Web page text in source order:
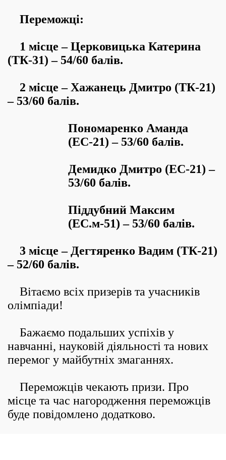
Переможці:
1 місце – Церковицька Катерина
(ТК-31) – 54/60 балів.
2 місце – Хажанець Дмитро (ТК-21)
– 53/60 балів.
Пономаренко Аманда
(ЕС-21) – 53/60 балів.
Демидко Дмитро (ЕС-21) –
53/60 балів.
Піддубний Максим
(ЕС.м-51) – 53/60 балів.
3 місце – Дегтяренко Вадим (ТК-21)
– 52/60 балів.
Вітаємо всіх призерів та учасників
олімпіади!
Бажаємо подальших успіхів у
навчанні, науковій діяльності та нових
перемог у майбутніх змаганнях.
Переможців чекають призи. Про
місце та час нагородження переможців
буде повідомлено додатково.